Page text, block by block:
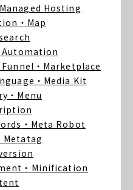
Managed Hosting
・Map
Automation
・Marketplace
・Media Kit
・Menu
・Meta Robot
Metatag
・Minification